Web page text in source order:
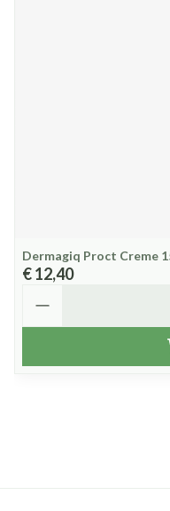
Dermagiq Proct Creme
€ 12,40